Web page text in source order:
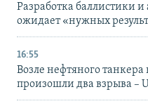
Разработка баллистики
ожидает «нужных
16:55
Возле нефтяного
произошли два взрыва –